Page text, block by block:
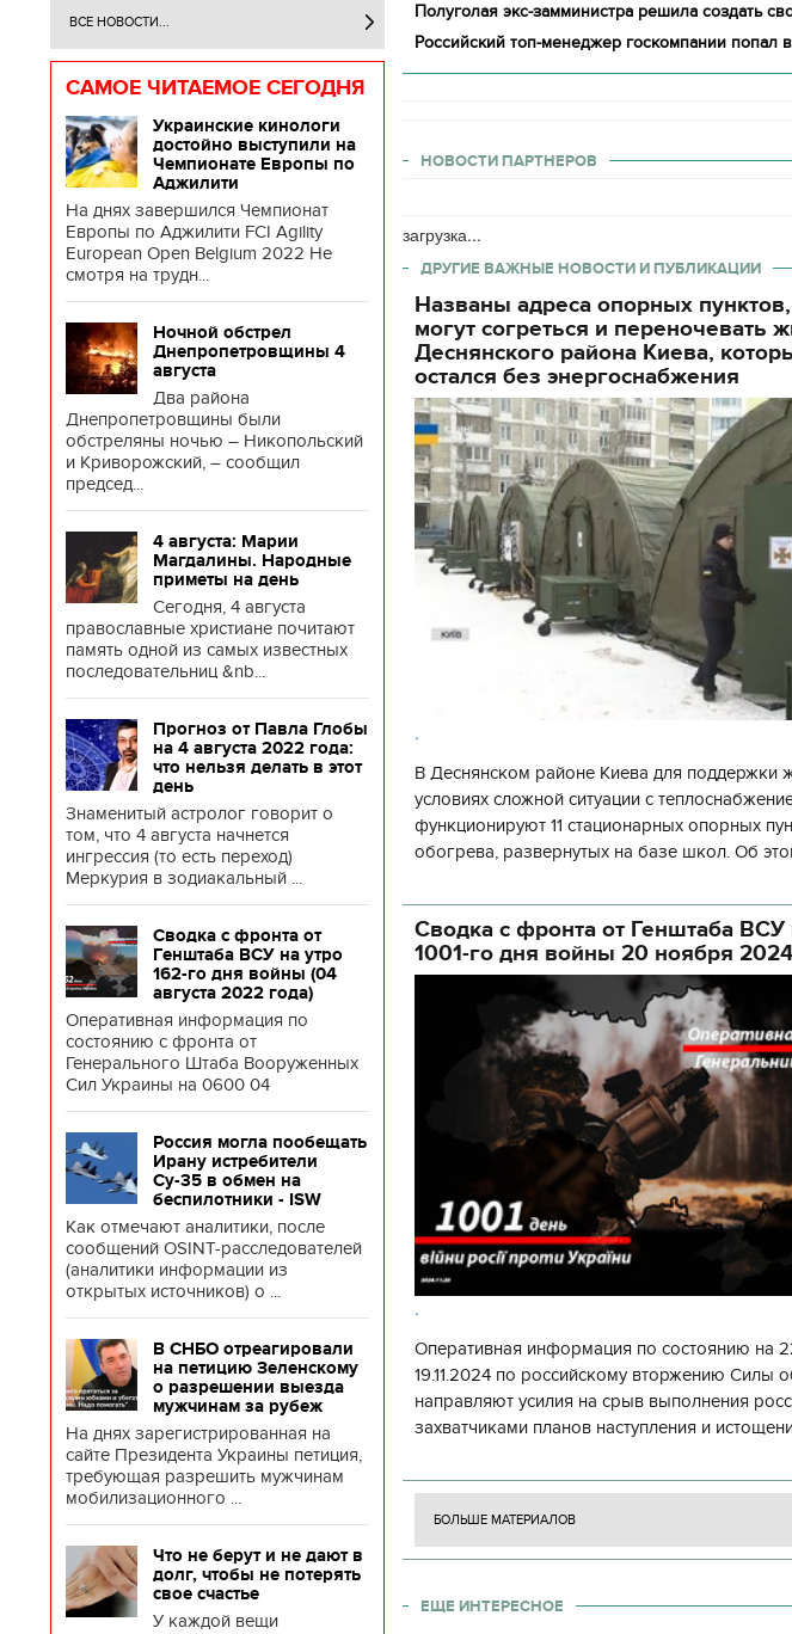
ВСЕ НОВОСТИ...
САМОЕ ЧИТАЕМОЕ СЕГОДНЯ
Украинские кинологи
достойно выступили на
Чемпионате Европы по
Аджилити
На днях завершился Чемпионат
Европы по Аджилити FCI Agility
European Open Belgium 2022 Не
смотря на трудн...
Ночной обстрел
Днепропетровщины 4
августа
Два района
Днепропетровщины были
обстреляны ночью – Никопольский
и Криворожский, – сообщил
председ...
4 августа: Марии
Магдалины. Народные
приметы на день
Сегодня, 4 августа
православные христиане почитают
память одной из самых известных
последовательниц &nb...
Прогноз от Павла Глобы
на 4 августа 2022 года:
что нельзя делать в этот
день
Знаменитый астролог говорит о
том, что 4 августа начнется
ингрессия (то есть переход)
Меркурия в зодиакальный ...
Сводка с фронта от
Генштаба ВСУ на утро
162-го дня войны (04
августа 2022 года)
Оперативная информация по
состоянию с фронта от
Генерального Штаба Вооруженных
Сил Украины на 0600 04
Россия могла пообещать
Ирану истребители
Су-35 в обмен на
беспилотники - ISW
Как отмечают аналитики, после
сообщений OSINT-расследователей
(аналитики информации из
открытых источников) о ...
В СНБО отреагировали
на петицию Зеленскому
о разрешении выезда
мужчинам за рубеж
На днях зарегистрированная на
сайте Президента Украины петиция,
требующая разрешить мужчинам
мобилизационного ...
Что не берут и не дают в
долг, чтобы не потерять
свое счастье
У каждой вещи
Полуголая экс-замминистра решила создать
Российский топ-менеджер госкомпании попал в
НОВОСТИ ПАРТНЕРОВ
загрузка...
ДРУГИЕ ВАЖНЫЕ НОВОСТИ И ПУБЛИКАЦИИ
Названы адреса опорных пунктов,
могут согреться и переночевать
Деснянского района Киева,
остался без энергоснабжения
.
В Деснянском районе Киева для поддержки
условиях сложной ситуации с
функционируют 11 стационарных опорных
обогрева, развернутых на базе школ. Об
государственной а
Сводка с фронта от Генштаба ВСУ
1001-го дня войны 20 ноября
.
Оперативная информация по состоянию на
19.11.2024 по российскому вторжению Силы
направляют усилия на срыв выполнения
захватчиками планов наступления и
боевых ст
БОЛЬШЕ МАТЕРИАЛОВ
ЕЩЕ ИНТЕРЕСНОЕ